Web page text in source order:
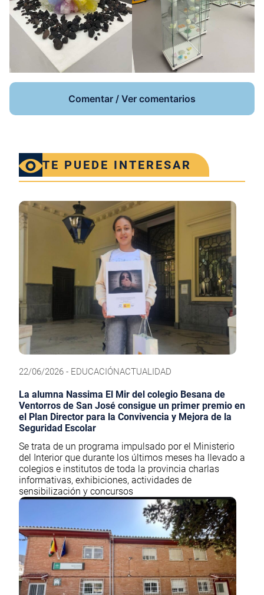
Comentar / Ver comentarios
TE PUEDE INTERESAR
22/06/2026 - EDUCACIÓNACTUALIDAD
La alumna Nassima El Mir del colegio Besana de
Ventorros de San José consigue un primer premio en
el Plan Director para la Convivencia y Mejora de la
Seguridad Escolar
Se trata de un programa impulsado por el Ministerio
del Interior que durante los últimos meses ha llevado a
colegios e institutos de toda la provincia charlas
informativas, exhibiciones, actividades de
sensibilización y concursos